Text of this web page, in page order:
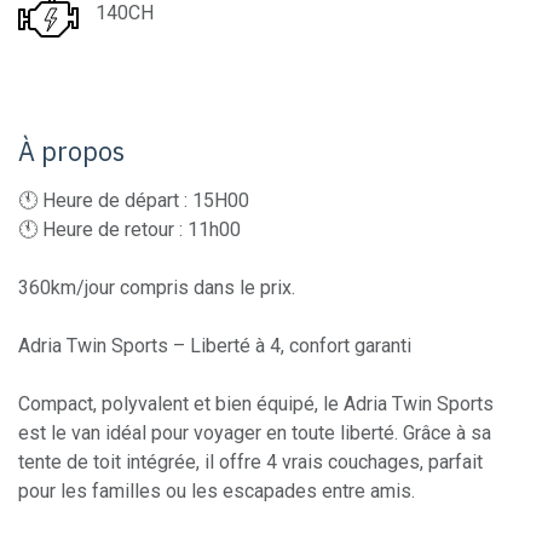
140CH
À propos
🕚 Heure de départ : 15H00
🕚 Heure de retour : 11h00
360km/jour compris dans le prix.
Adria Twin Sports – Liberté à 4, confort garanti
Compact, polyvalent et bien équipé, le Adria Twin Sports
est le van idéal pour voyager en toute liberté. Grâce à sa
tente de toit intégrée, il offre 4 vrais couchages, parfait
pour les familles ou les escapades entre amis.